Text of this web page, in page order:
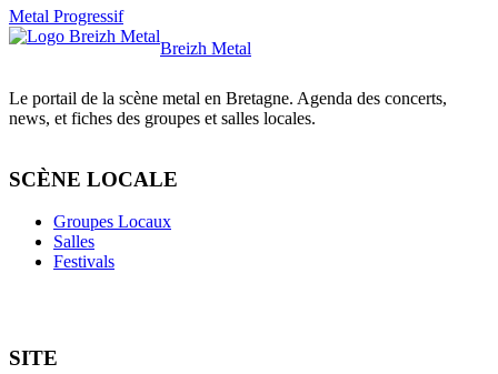
Metal Progressif
Breizh Metal
Le portail de la scène metal en Bretagne. Agenda des concerts,
news, et fiches des groupes et salles locales.
SCÈNE LOCALE
Groupes Locaux
Salles
Festivals
SITE